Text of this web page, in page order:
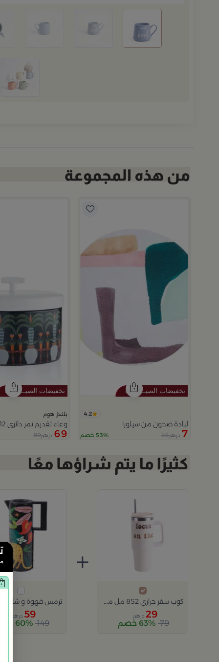
4.2
لبادة صحون من سيلورا
7 درهم15 53% خصم
بلندز هوم
وعاء تقديم تمر دائري 12×12 سم متعدد الألوان من السيراميك مع غطاء من سيلورا
69 درهم89
كوب سفر حراري 852 مل من سولانا
29درهم
79 63% خصم
+
59 درهم
149 60% خصم